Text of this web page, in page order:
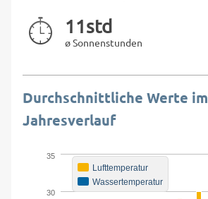
11std
ø Sonnenstunden
Durchschnittliche Werte im
Jahresverlauf
Lufttemperatur
Wassertemperatur
30
35